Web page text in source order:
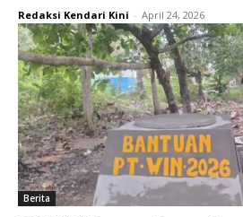
Redaksi Kendari Kini - April 24, 2026
Berita